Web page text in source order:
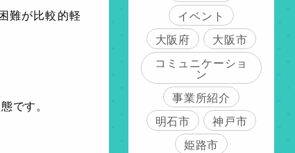
難が比較的軽
です。
イベント
大阪府
大阪市
コミュニケーショ
ン
事業所紹介
明石市
神戸市
姫路市